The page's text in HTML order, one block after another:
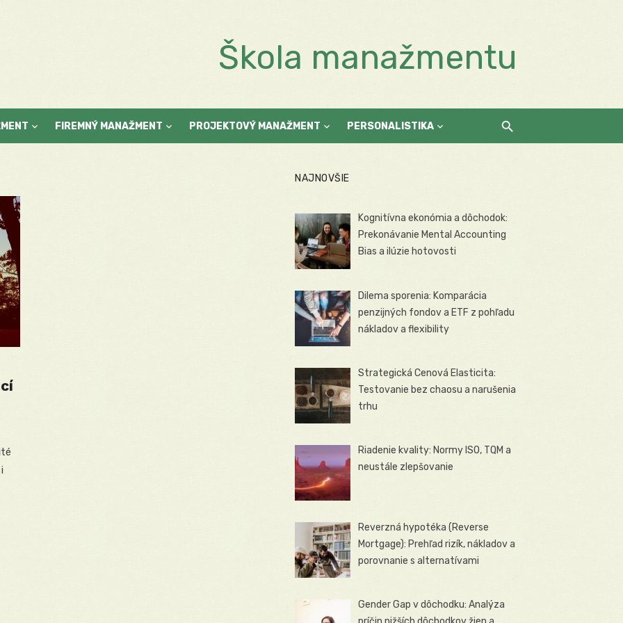
Škola manažmentu
FIREMNÝ MANAŽMENT PROJEKTOVÝ MANAŽMENT PERSONALISTIKA
NAJNOVŠIE
Kognitívna ekonómia a dôchodok:
Prekonávanie Mental Accounting
Bias a ilúzie hotovosti
Dilema sporenia: Komparácia
penzijných fondov a ETF z pohľadu
nákladov a flexibility
Strategická Cenová Elasticita:
Testovanie bez chaosu a narušenia
trhu
Riadenie kvality: Normy ISO, TQM a
neustále zlepšovanie
Reverzná hypotéka (Reverse
Mortgage): Prehľad rizík, nákladov a
porovnanie s alternatívami
Gender Gap v dôchodku: Analýza